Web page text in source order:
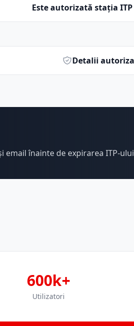
Este autorizată stația ITP
Detalii
înainte de expirarea ITP-
600k+
Utilizatori